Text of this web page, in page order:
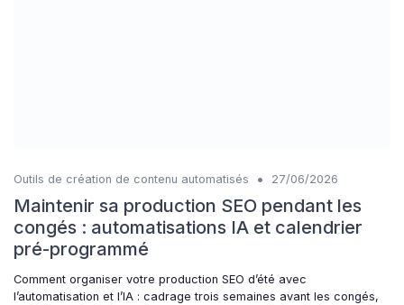
Outils de création de contenu automatisés • 27/06/2026
Maintenir sa production SEO pendant les
congés : automatisations IA et calendrier
pré-programmé
Comment organiser votre production SEO d’été avec
l’automatisation et l’IA : cadrage trois semaines avant les congés,